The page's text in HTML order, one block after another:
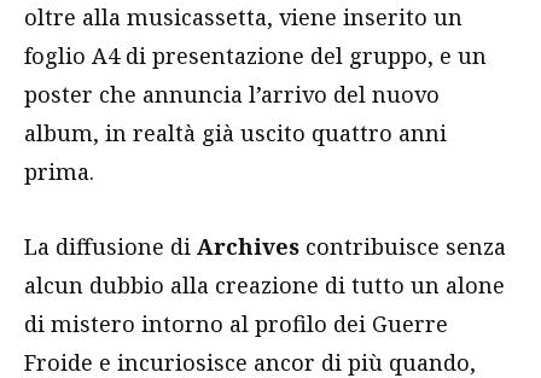
oltre alla musicassetta, viene inserito un
foglio A4 di presentazione del gruppo, e un
poster che annuncia l’arrivo del nuovo
album, in realtà già uscito quattro anni
prima.
La diffusione di Archives contribuisce senza
alcun dubbio alla creazione di tutto un alone
di mistero intorno al profilo dei Guerre
Froide e incuriosisce ancor di più quando,